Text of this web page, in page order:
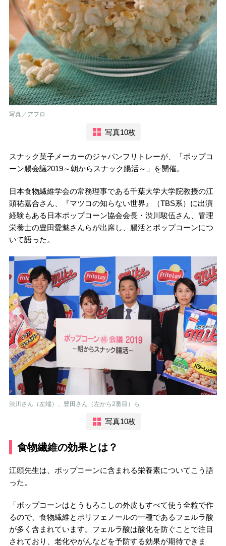
写真／アフロ
写真10枚
スナック菓子メーカーのジャパンフリトレーが、「ポップコ
ーン腸会議2019～朝からスナック腸活～」を開催。
日本食物繊維学会の常務理事である千葉大学大学院教授の江
頭祐嘉合さん、『マツコの知らない世界』（TBS系）に出演
経験もある日本ポップコーン協会会長・渋川駿伍さん、管理
栄養士の豊田愛魅さんらが出席し、腸活とポップコーンにつ
いて語った。
渋川さん（左端）、豊田さん（左から2番目）ら
写真10枚
食物繊維の効果とは？
江頭先生は、ポップコーンに含まれる栄養素についてこう語
った。
「ポップコーンはとうもろこしの外皮もすべて使う全粒で作
るので、食物繊維とポリフェノールの一種であるフェルラ酸
が多く含まれています。フェルラ酸は酸化を防ぐことで注目
されており、老化やがんなどを予防する効果が期待できま